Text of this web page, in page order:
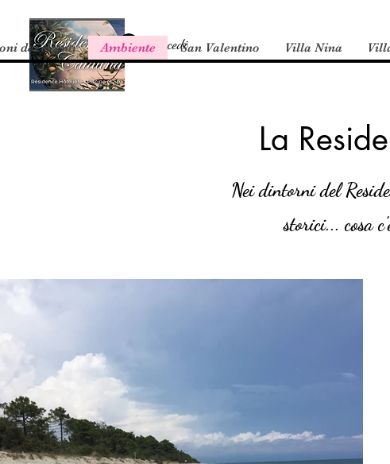
Accedi
dei clienti Ambiente San Valentino Villa Nina
La
Nei dintorni del
storici... cosa